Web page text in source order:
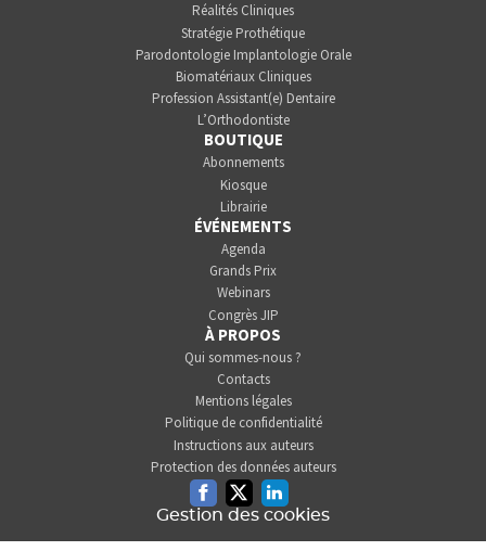
Réalités Cliniques
Stratégie Prothétique
Parodontologie Implantologie Orale
Biomatériaux Cliniques
Profession Assistant(e) Dentaire
L’Orthodontiste
BOUTIQUE
Abonnements
Kiosque
Librairie
ÉVÉNEMENTS
Agenda
Grands Prix
Webinars
Congrès JIP
À PROPOS
Qui sommes-nous ?
Contacts
Mentions légales
Politique de confidentialité
Instructions aux auteurs
Protection des données auteurs
FacebookTwitterLinkedin
Gestion des cookies